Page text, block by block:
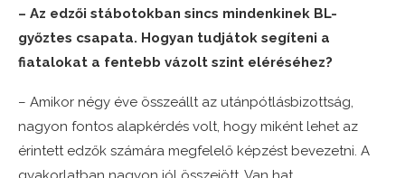
– Az edzői stábotokban sincs mindenkinek BL-
győztes csapata. Hogyan tudjátok segíteni a
fiatalokat a fentebb vázolt szint eléréséhez?
– Amikor négy éve összeállt az utánpótlásbizottság,
nagyon fontos alapkérdés volt, hogy miként lehet az
érintett edzők számára megfelelő képzést bevezetni. A